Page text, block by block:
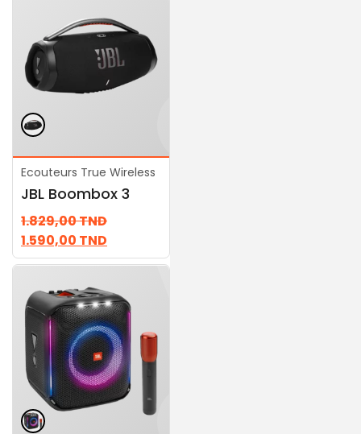
Ecouteurs True Wireless
JBL Boombox 3
1.829,00TND
1.590,00 TND